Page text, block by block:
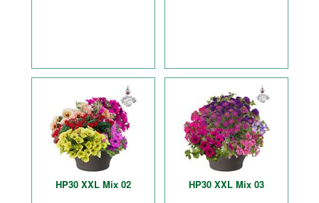
HP30 XXL Mix 02 HP30 XXL Mix 03